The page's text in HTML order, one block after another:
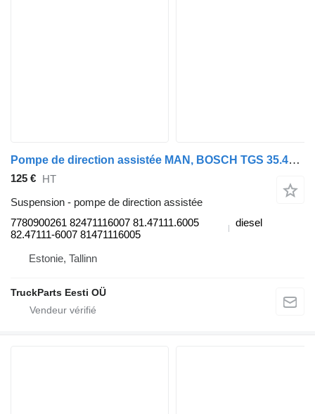
Pompe de direction assistée MAN, BOSCH TGS 35.480 (01.07-) 7780900261 pour tracteur routier MAN TGL, TGM, TGS, TGX (2005-2021)
125 € HT
Suspension - pompe de direction assistée
7780900261 82471116007 81.47111.6005
82.47111-6007 81471116005
diesel
Estonie, Tallinn
TruckParts Eesti OÜ